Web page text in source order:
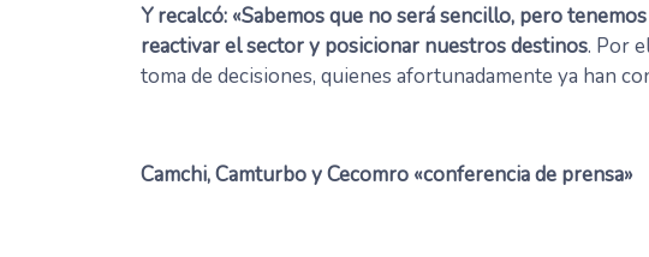
Y recalcó: «Sabemos que no será sencillo, pero
reactivar el sector y posicionar nuestros destinos. Por
toma de decisiones, quienes afortunadamente ya han
Camchi, Camturbo y Cecomro «conferencia de prensa»